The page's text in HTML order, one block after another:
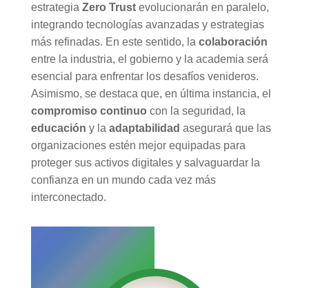
estrategia Zero Trustevolucionarán en paralelo,
integrando tecnologías avanzadas y estrategias
más refinadas. En este sentido, la colaboración
entre la industria, el gobierno y la academia será
esencial para enfrentar los desafíos venideros.
Asimismo, se destaca que, en última instancia, el
compromiso continuo con la seguridad, la
educación y la adaptabilidad asegurará que las
organizaciones estén mejor equipadas para
proteger sus activos digitales y salvaguardar la
confianza en un mundo cada vez más
interconectado.